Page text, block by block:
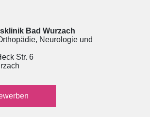
Bad Wurzach
Neurologie und
Str. 6
das externe Bewerbungsformular